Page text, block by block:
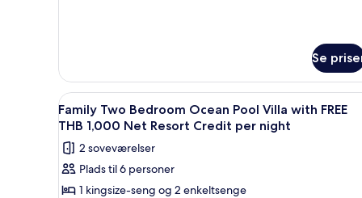
Resort
Credit
per
night
with
FREE
THB
1,000
Net
Resort
Credit
per
night
Se
Indlæs
alle
billeder
af
Family
Two
En træterrasse med
5
Family Two Bedroom Ocean Pool Villa with FREE
THB 1,000 Net Resort Credit per night
2 soveværelser
Plads til 6 personer
1 kingsize-seng og 2 enkeltsenge